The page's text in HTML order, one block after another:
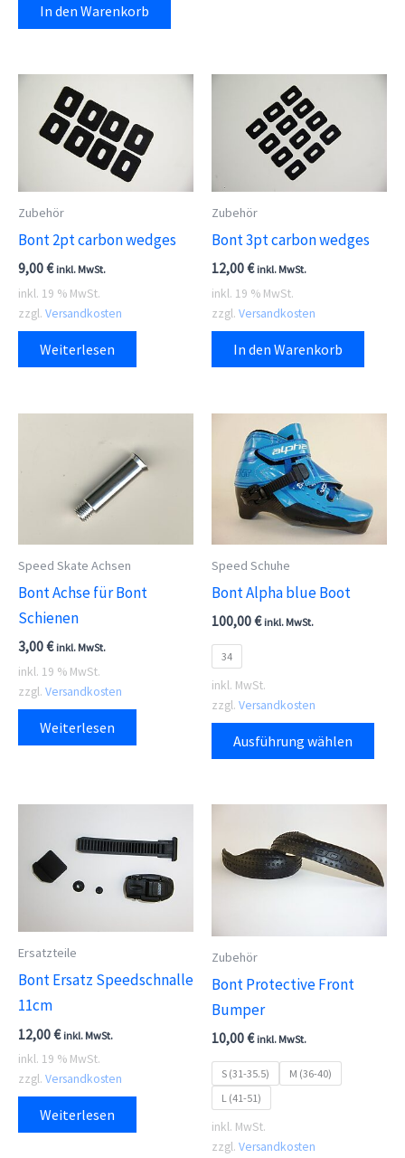
In den Warenkorb
Zubehör
Bont 2pt carbon wedges
9,00€ inkl. MwSt.
inkl. 19 % MwSt.
zzgl. Versandkosten
Weiterlesen
Zubehör
Bont 3pt carbon wedges
12,00€ inkl. MwSt.
inkl. 19 % MwSt.
zzgl. Versandkosten
In den Warenkorb
Speed Skate Achsen
Bont Achse für Bont
Schienen
3,00€ inkl. MwSt.
inkl. 19 % MwSt.
zzgl. Versandkosten
Weiterlesen
Speed Schuhe
Bont Alpha blue Boot
100,00€ inkl. MwSt.
34
inkl. MwSt.
zzgl. Versandkosten
Ausführung wählen
Die
Ersatzteile
Bont Ersatz Speedschnalle
11cm
12,00€ inkl. MwSt.
inkl. 19 % MwSt.
zzgl. Versandkosten
Weiterlesen
Zubehör
Bont Protective Front
Bumper
10,00€ inkl. MwSt.
S (31-35.5)
M (36-40)
L (41-51)
inkl. MwSt.
zzgl. Versandkosten